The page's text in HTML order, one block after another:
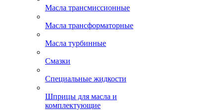
Масла трансмиссионные
Масла трансформаторные
Масла турбинные
Смазки
Специальные жидкости
Шприцы для масла и
комплектующие